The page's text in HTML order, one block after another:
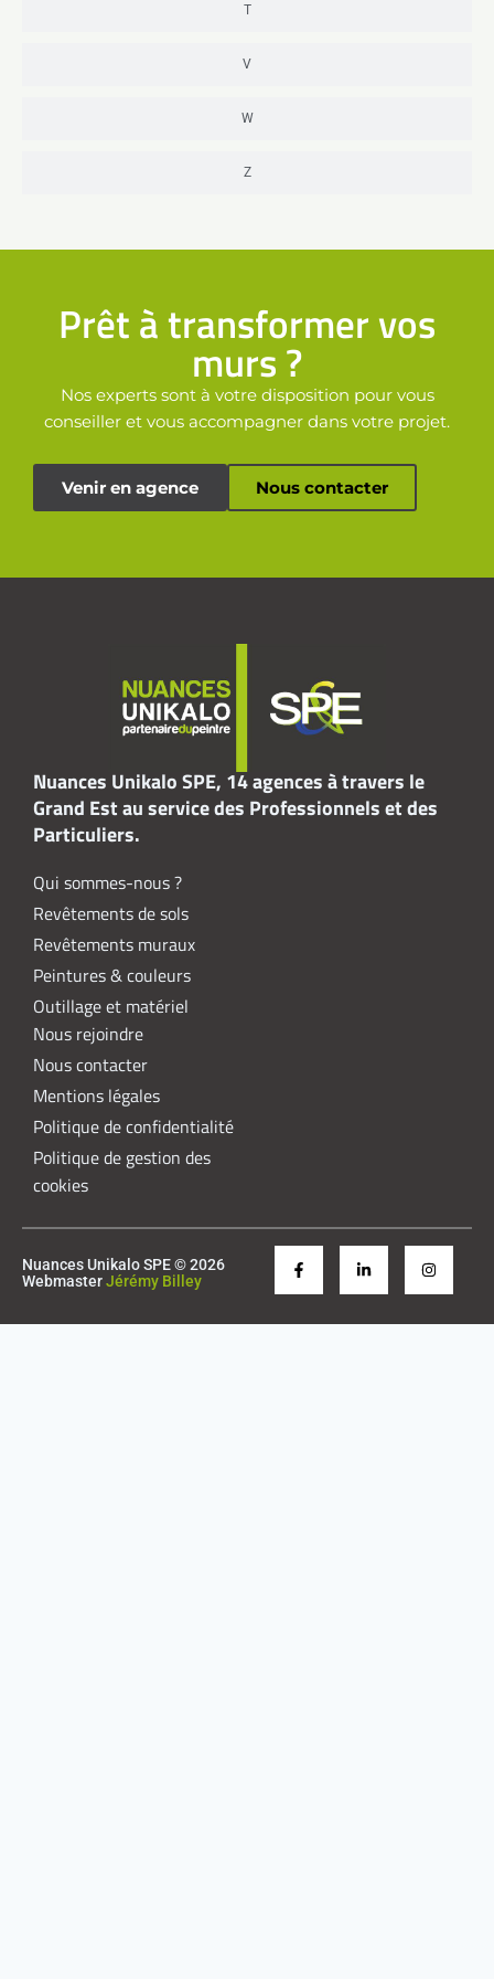
T
V
W
Z
Prêt à transformer vos
murs ?
Nos experts sont à votre disposition pour vous
conseiller et vous accompagner dans votre projet.
Venir en agence Nous contacter
Nuances Unikalo SPE, 14 agences à travers le
Grand Est au service des Professionnels et des
Particuliers.
Qui sommes-nous ?
Revêtements de sols
Revêtements muraux
Peintures & couleurs
Outillage et matériel
Nous rejoindre
Nous contacter
Mentions légales
Politique de confidentialité
Politique de gestion des
cookies
Nuances Unikalo SPE © 2026
WebmasterJérémy Billey